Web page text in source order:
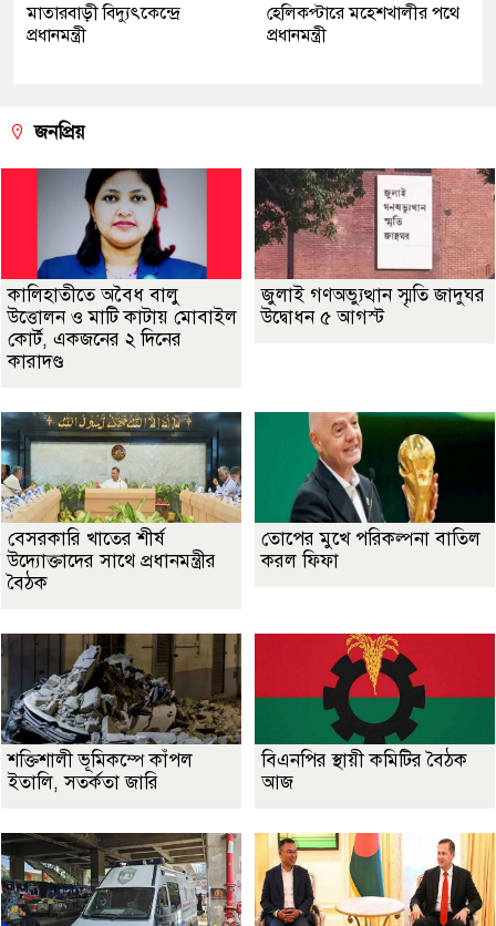
মাতারবাড়ী বিদ্যুৎকেন্দ্রে
প্রধানমন্ত্রী
হেলিকপ্টারে মহেশখালীর পথে
প্রধানমন্ত্রী
জনপ্রিয়
কালিহাতীতে অবৈধ বালু
উত্তোলন ও মাটি কাটায় মোবাইল
কোর্ট, একজনের ২ দিনের
কারাদণ্ড
জুলাই গণঅভ্যুত্থান স্মৃতি জাদুঘর
উদ্বোধন ৫ আগস্ট
বেসরকারি খাতের শীর্ষ
উদ্যোক্তাদের সাথে প্রধানমন্ত্রীর
বৈঠক
তোপের মুখে পরিকল্পনা বাতিল
করল ফিফা
শক্তিশালী ভূমিকম্পে কাঁপল
ইতালি, সতর্কতা জারি
বিএনপির স্থায়ী কমিটির বৈঠক
আজ